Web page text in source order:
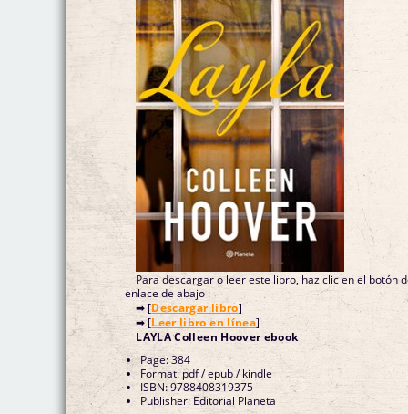
Para descargar o leer este libro, haz clic en el botón
enlace de abajo :
➡ [Descargar libro]
➡ [Leer libro en línea]
LAYLA Colleen Hoover ebook
Page: 384
Format: pdf / epub / kindle
ISBN: 9788408319375
Publisher: Editorial Planeta